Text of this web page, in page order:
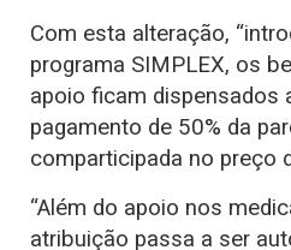
Com esta alteração,
programa SIMPLEX, os
apoio ficam dispensados
pagamento de 50% da
comparticipada no preço
“Além do apoio nos
atribuição passa a ser